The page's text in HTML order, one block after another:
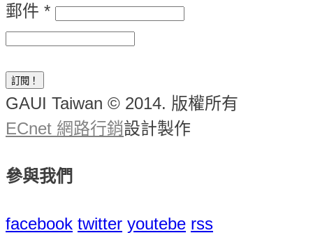
郵件 *
GAUI Taiwan © 2014. 版權所有
ECnet 網路行銷設計製作
參與我們
facebook twitter youtebe rss